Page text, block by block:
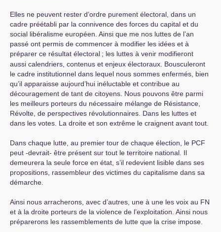
Elles ne peuvent rester d’ordre purement électoral, dans un
cadre préétabli par la connivence des forces du capital et du
social libéralisme européen. Ainsi que me nos luttes de l’an
passé ont permis de commencer à modifier les idées et à
préparer ce résultat électoral ; les luttes à venir modifieront
aussi calendriers, contenus et enjeux électoraux. Bousculeront
le cadre institutionnel dans lequel nous sommes enfermés, bien
qu’il apparaisse aujourd’hui inéluctable et contribue au
découragement de tant de citoyens. Nous pouvons être parmi
les meilleurs porteurs du nécessaire mélange de Résistance,
Révolte, de perspectives révolutionnaires. Dans les luttes et
dans les votes. La droite et son extrême le craignent avant tout.
Dans chaque lutte, au premier tour de chaque élection, le PCF
peut -devrait- être présent sur tout le territoire national. Il
demeurera la seule force en état, s’il redevient lisible dans ses
propositions, rassembleur des victimes du capitalisme dans sa
démarche.
Ainsi nous arracherons, avec d’autres, une à une les voix au FN
et à la droite porteurs de la violence de l’exploitation. Ainsi nous
préparerons les rassemblements de lutte que la crise impose.